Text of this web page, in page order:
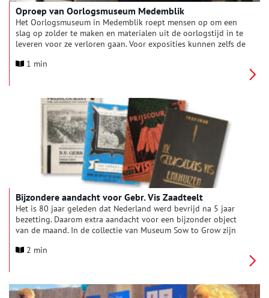
Oproep van Oorlogsmuseum Medemblik
Het Oorlogsmuseum in Medemblik roept mensen op om een
slag op zolder te maken en materialen uit de oorlogstijd in te
leveren voor ze verloren gaan. Voor exposities kunnen zelfs de
1 min
Bijzondere aandacht voor Gebr. Vis Zaadteelt
Het is 80 jaar geleden dat Nederland werd bevrijd na 5 jaar
bezetting. Daarom extra aandacht voor een bijzonder object
van de maand. In de collectie van Museum Sow to Grow zijn
in Enkhuizen. Gebroeders Vis werd opgericht in 1912 door
2 min